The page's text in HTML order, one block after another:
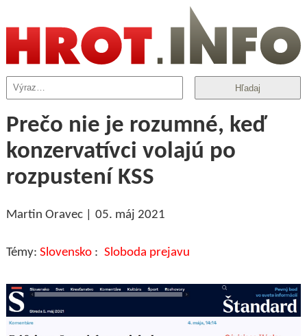
Hľadaj
Prečo nie je rozumné, keď
konzervatívci volajú po
rozpustení KSS
Martin Oravec 05. máj 2021
Slovensko Sloboda prejavu